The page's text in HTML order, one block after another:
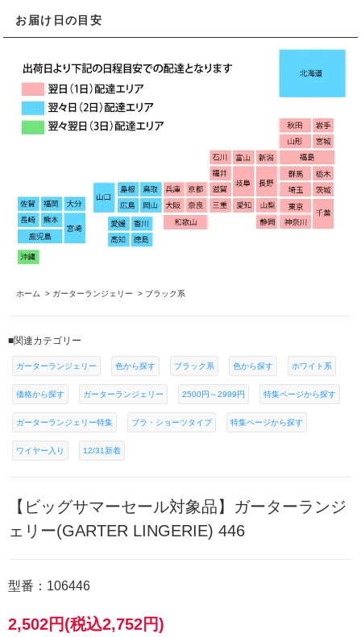
お届け日の目安
ホーム > ガーターランジェリー > ブラック系
■関連カテゴリー
ガーターランジェリー 色から探す ブラック系 色から探す ホワイト系
価格から探す ガーターランジェリー 2500円～2999円 特集ページから探す
ガーターランジェリー特集 ブラ・ショーツタイプ 特集ページから探す
ワイヤー入り 12/31新着
【ビッグサマーセール対象品】ガーターランジ
ェリー(GARTER LINGERIE) 446
型番：106446
2,502円(税込2,752円)